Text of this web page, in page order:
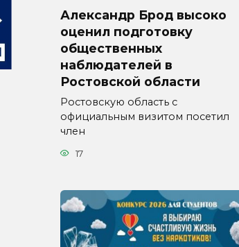
Александр Брод высоко
оценил подготовку
общественных
наблюдателей в
Ростовской области
Ростовскую область с
официальным визитом посетил
член
17